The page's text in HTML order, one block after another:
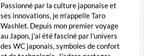
Passionné par la culture japonaise et
ses innovations, je m'appelle Taro
Washlet. Depuis mon premier voyage
au Japon, j'ai été fasciné par l'univers
des WC japonais, symboles de confort